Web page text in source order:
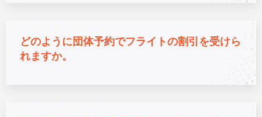
どのように団体予約でフライトの割引を受けら
れますか。